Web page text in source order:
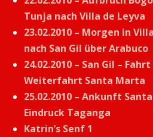
Tunja nach Villa de Leyva
23.02.2010 – Morgen in
nach San Gil über Arabuco
24.02.2010 – San Gil –
Weiterfahrt Santa Marta
25.02.2010 – Ankunft
Eindruck Taganga
Katrin’s Senf 1